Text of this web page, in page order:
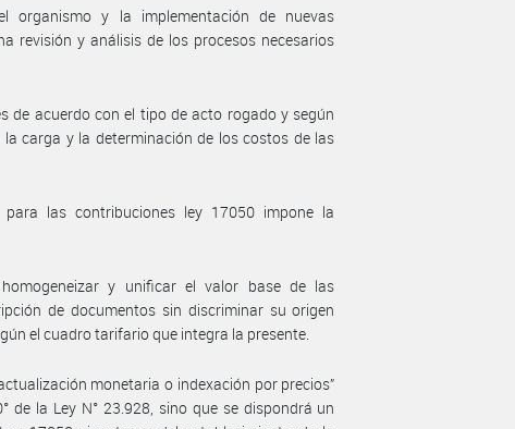
organismo y la implementación de nuevas
revisión y análisis de los procesos necesarios
de acuerdo con el tipo de acto rogado y según
carga y la determinación de los costos de las
las contribuciones ley 17050 impone la
y unificar el valor base de las
de documentos sin discriminar su origen
el cuadro tarifario que integra la presente.
monetaria o indexación por precios”
de la Ley N° 23.928, sino que se dispondrá un